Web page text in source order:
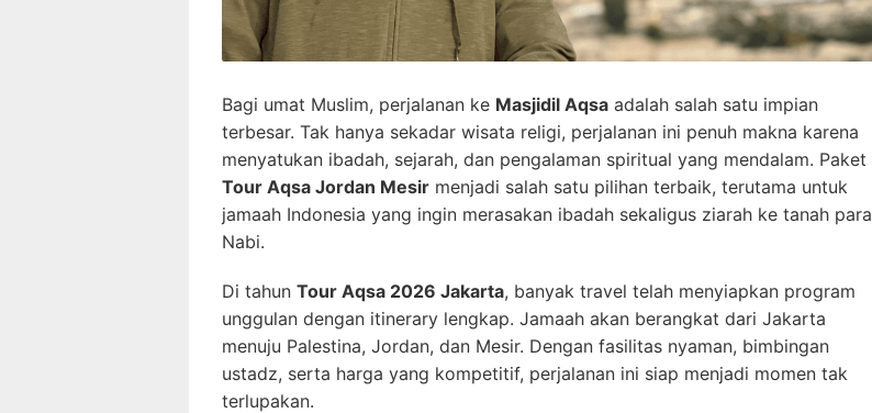
Bagi umat Muslim, perjalanan ke Masjidil Aqsa adalah salah satu impian
terbesar. Tak hanya sekadar wisata religi, perjalanan ini penuh makna karena
menyatukan ibadah, sejarah, dan pengalaman spiritual yang mendalam. Paket
Tour Aqsa Jordan Mesir menjadi salah satu pilihan terbaik, terutama untuk
jamaah Indonesia yang ingin merasakan ibadah sekaligus ziarah ke tanah para
Nabi.
Di tahun Tour Aqsa 2026 Jakarta, banyak travel telah menyiapkan program
unggulan dengan itinerary lengkap. Jamaah akan berangkat dari Jakarta
menuju Palestina, Jordan, dan Mesir. Dengan fasilitas nyaman, bimbingan
ustadz, serta harga yang kompetitif, perjalanan ini siap menjadi momen tak
terlupakan.